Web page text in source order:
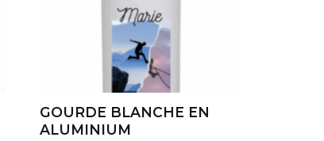
GOURDE BLANCHE EN
ALUMINIUM